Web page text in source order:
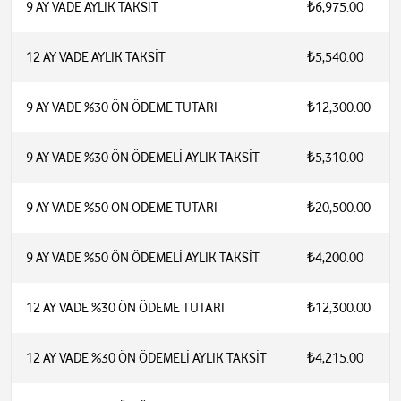
9 AY VADE AYLIK TAKSİT ₺6,975.00
12 AY VADE AYLIK TAKSİT ₺5,540.00
9 AY VADE %30 ÖN ÖDEME TUTARI ₺12,300.00
9 AY VADE %30 ÖN ÖDEMELİ AYLIK TAKSİT ₺5,310.00
9 AY VADE %50 ÖN ÖDEME TUTARI ₺20,500.00
9 AY VADE %50 ÖN ÖDEMELİ AYLIK TAKSİT ₺4,200.00
12 AY VADE %30 ÖN ÖDEME TUTARI ₺12,300.00
12 AY VADE %30 ÖN ÖDEMELİ AYLIK TAKSİT ₺4,215.00